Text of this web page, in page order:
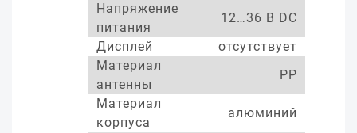
Напряжение
питания
12…36 В DC
Дисплей
отсутствует
Материал
антенны
PP
Материал
корпуса
алюминий